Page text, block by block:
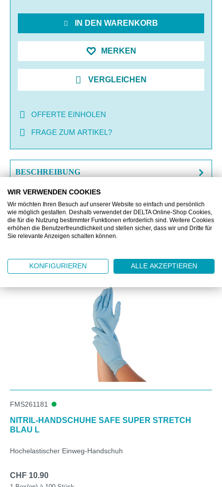
IN DEN WARENKORB
MERKEN
VERGLEICHEN
OFFERTE EINHOLEN
FRAGE ZUM ARTIKEL?
BESCHREIBUNG
ZUSATZINFORMATIONEN
Produktgalerie überspringen
Kunden kauften auch
FMS261181
NITRIL-HANDSCHUHE SAFE SUPER STRETCH
BLAU L
Hochelastischer Einweg-Handschuh
CHF 10.90
WIR VERWENDEN COOKIES
Wir möchten Ihren Besuch auf unserer Website so einfach und persönlich
wie möglich gestalten. Deshalb verwendet der DELTA Online-Shop Cookies,
die für die Nutzung bestimmter Funktionen erforderlich sind. Weitere Cookies
erhöhen die Benutzerfreundlichkeit und stellen sicher, dass wir und Dritte für
Sie relevante Anzeigen schalten können.
KONFIGURIEREN ALLE AKZEPTIEREN